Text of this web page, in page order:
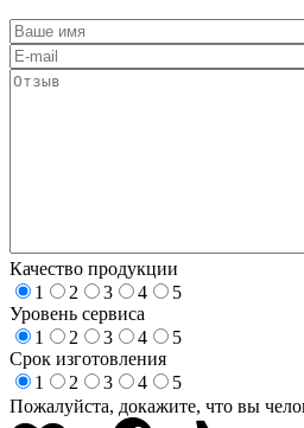
Качество продукции
1
2 3 4
5
Уровень сервиса
1
2 3 4
5
Срок изготовления
1
2 3 4
5
Пожалуйста, докажите, что вы